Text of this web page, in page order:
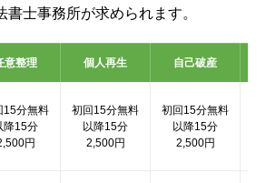
書士事務所が求められます。
意整理 個人再生 自己破産
15分無料
降15分
円
初回15分無料
以降15分
2,500円
初回15分無料
以降15分
2,500円